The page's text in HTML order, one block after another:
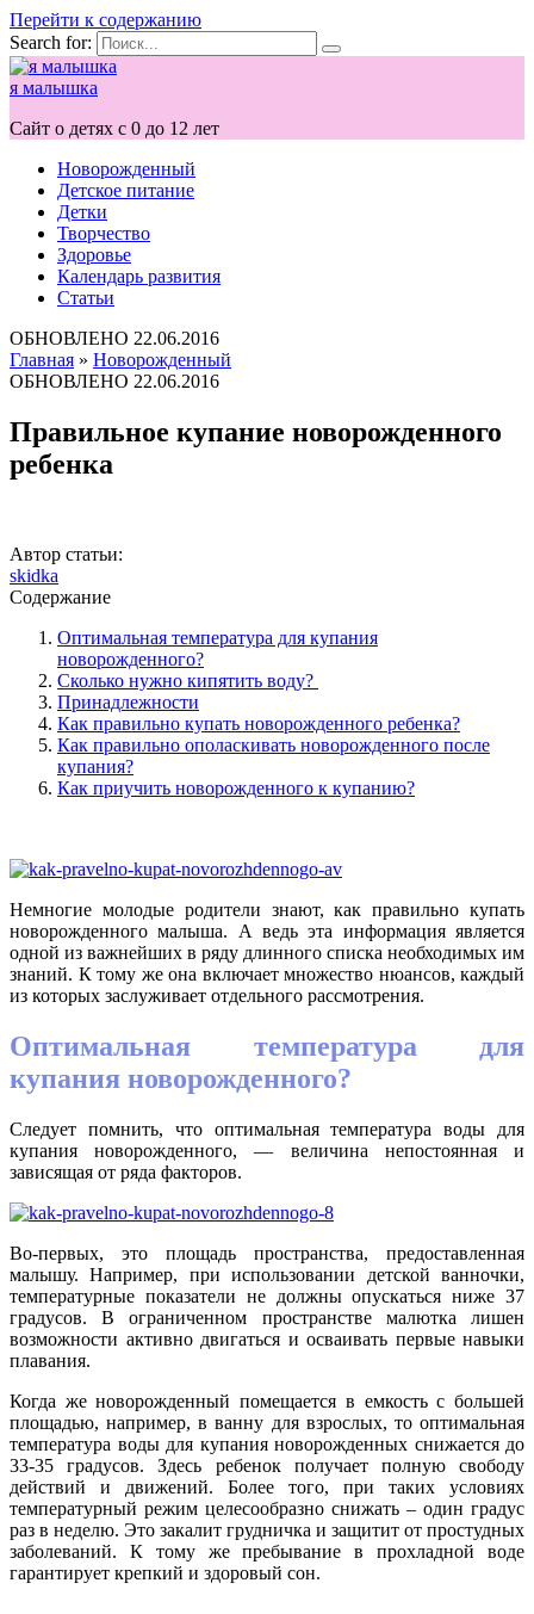
Перейти к содержанию
Search for:
я малышка
Сайт о детях с 0 до 12 лет
Новорожденный
Детское питание
Детки
Творчество
Здоровье
Календарь развития
Статьи
ОБНОВЛЕНО 22.06.2016
Главная » Новорожденный
ОБНОВЛЕНО 22.06.2016
Правильное купание новорожденного
ребенка
Автор статьи:
skidka
Содержание
Оптимальная температура для купания
новорожденного?
Сколько нужно кипятить воду?
Принадлежности
Как правильно купать новорожденного ребенка?
Как правильно ополаскивать новорожденного после
купания?
Как приучить новорожденного к купанию?
Немногие молодые родители знают, как правильно купать
новорожденного малыша. А ведь эта информация является
одной из важнейших в ряду длинного списка необходимых им
знаний. К тому же она включает множество нюансов, каждый
из которых заслуживает отдельного рассмотрения.
Оптимальная температура для
купания новорожденного?
Следует помнить, что оптимальная температура воды для
купания новорожденного, — величина непостоянная и
зависящая от ряда факторов.
Во-первых, это площадь пространства, предоставленная
малышу. Например, при использовании детской ванночки,
температурные показатели не должны опускаться ниже 37
градусов. В ограниченном пространстве малютка лишен
возможности активно двигаться и осваивать первые навыки
плавания.
Когда же новорожденный помещается в емкость с большей
площадью, например, в ванну для взрослых, то оптимальная
температура воды для купания новорожденных снижается до
33-35 градусов. Здесь ребенок получает полную свободу
действий и движений. Более того, при таких условиях
температурный режим целесообразно снижать – один градус
раз в неделю. Это закалит грудничка и защитит от простудных
заболеваний. К тому же пребывание в прохладной воде
гарантирует крепкий и здоровый сон.